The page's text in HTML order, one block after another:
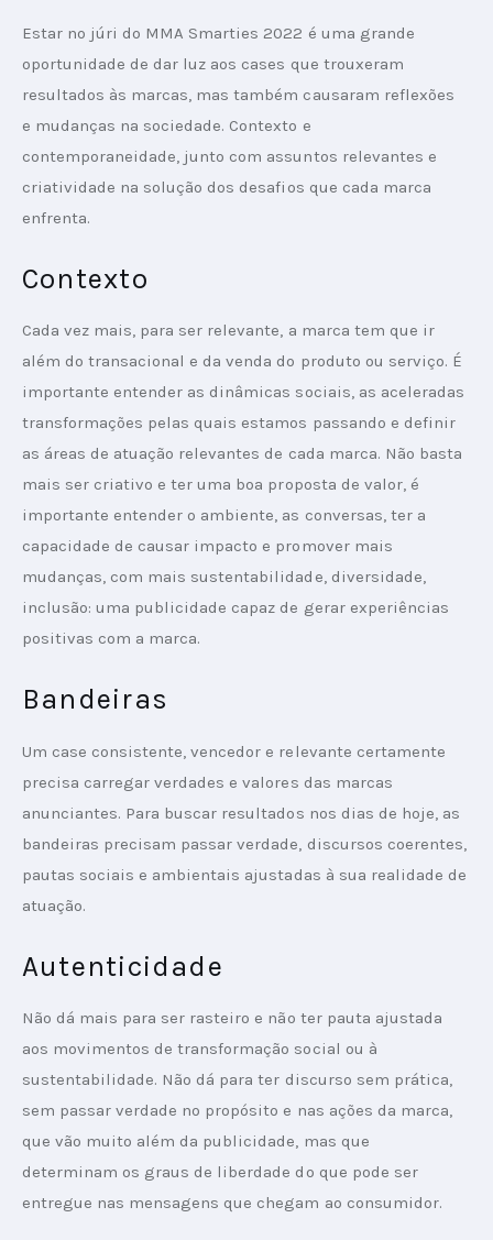
Estar no júri do MMA Smarties 2022 é uma grande
oportunidade de dar luz aos cases que trouxeram
resultados às marcas, mas também causaram reflexões
e mudanças na sociedade. Contexto e
contemporaneidade, junto com assuntos relevantes e
criatividade na solução dos desafios que cada marca
enfrenta.
Contexto
Cada vez mais, para ser relevante, a marca tem que ir
além do transacional e da venda do produto ou serviço. É
importante entender as dinâmicas sociais, as aceleradas
transformações pelas quais estamos passando e definir
as áreas de atuação relevantes de cada marca. Não basta
mais ser criativo e ter uma boa proposta de valor, é
importante entender o ambiente, as conversas, ter a
capacidade de causar impacto e promover mais
mudanças, com mais sustentabilidade, diversidade,
inclusão: uma publicidade capaz de gerar experiências
positivas com a marca.
Bandeiras
Um case consistente, vencedor e relevante certamente
precisa carregar verdades e valores das marcas
anunciantes. Para buscar resultados nos dias de hoje, as
bandeiras precisam passar verdade, discursos coerentes,
pautas sociais e ambientais ajustadas à sua realidade de
atuação.
Autenticidade
Não dá mais para ser rasteiro e não ter pauta ajustada
aos movimentos de transformação social ou à
sustentabilidade. Não dá para ter discurso sem prática,
sem passar verdade no propósito e nas ações da marca,
que vão muito além da publicidade, mas que
determinam os graus de liberdade do que pode ser
entregue nas mensagens que chegam ao consumidor.